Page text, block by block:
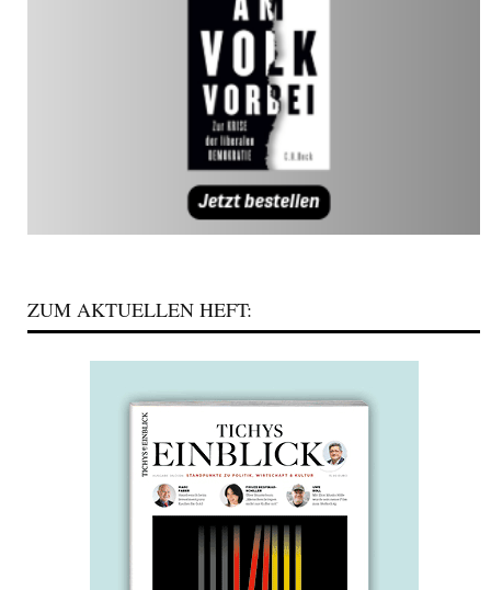
ZUM AKTUELLEN HEFT: